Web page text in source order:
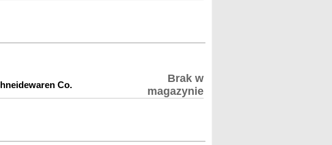
Co.
Brak w
magazynie